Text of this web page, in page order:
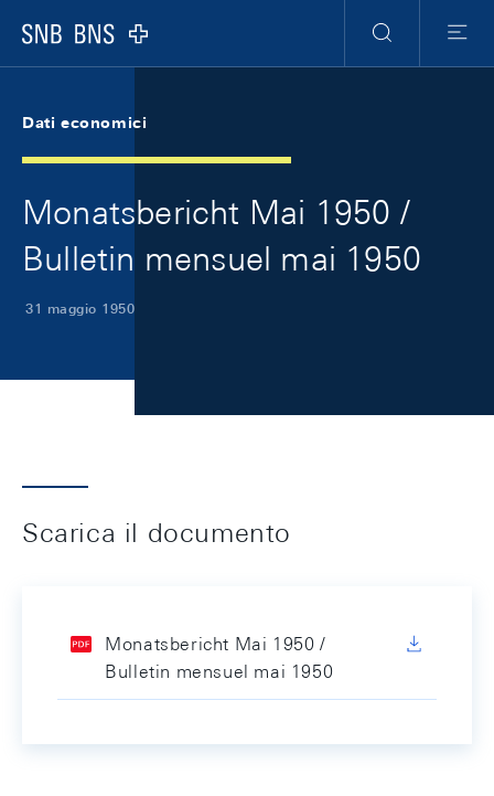
Logo
Ricerca
Menu
Dati economici
Monatsbericht Mai 1950 /
Bulletin mensuel mai 1950
31 maggio 1950
Scarica il documento
Monatsbericht Mai 1950 /
Bulletin mensuel mai 1950